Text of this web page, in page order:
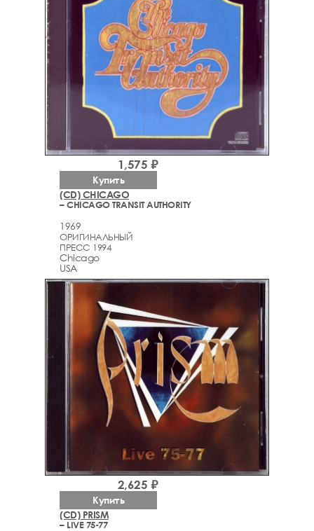
(CD) CHICAGO
– CHICAGO TRANSIT AUTHORITY
1969
ОРИГИНАЛЬНЫЙ
ПРЕСС 1994
Chicago
USA
1,575 ₽
Купить
(CD) PRISM
– LIVE 75-77
2,625 ₽
Купить